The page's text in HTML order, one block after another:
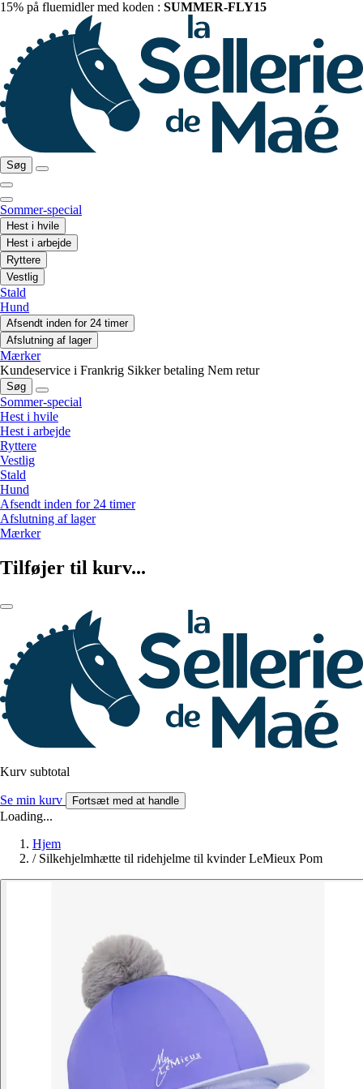
15% på fluemidler med koden : SUMMER-FLY15
Søg
Sommer-special
Hest i hvile
Hest i arbejde
Ryttere
Vestlig
Stald
Hund
Afsendt inden for 24 timer
Afslutning af lager
Mærker
Kundeservice i Frankrig Sikker betaling Nem retur
Søg
Sommer-special
Hest i hvile
Hest i arbejde
Ryttere
Vestlig
Stald
Hund
Afsendt inden for 24 timer
Afslutning af lager
Mærker
Tilføjer til kurv...
Kurv subtotal
Se min kurv Fortsæt med at handle
Loading...
Hjem
/ Silkehjelmhætte til ridehjelme til kvinder LeMieux Pom